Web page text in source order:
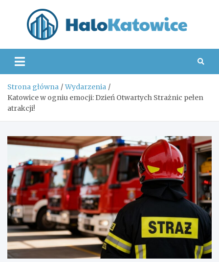
Strona główna
Wydarzenia
Katowice w ogniu emocji: Dzień Otwartych Strażnic pełen
atrakcji!